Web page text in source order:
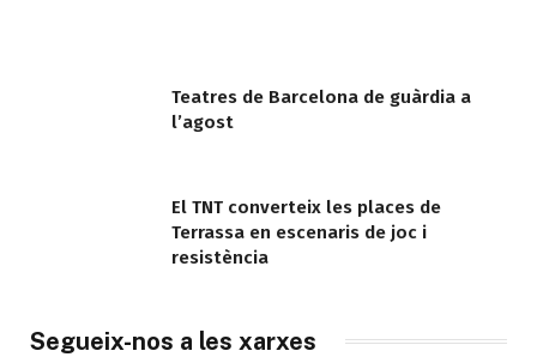
Teatres de Barcelona de guàrdia a
l’agost
El TNT converteix les places de
Terrassa en escenaris de joc i
resistència
Segueix-nos a les xarxes